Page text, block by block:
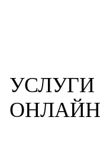
УСЛУГИ
ОНЛАЙН